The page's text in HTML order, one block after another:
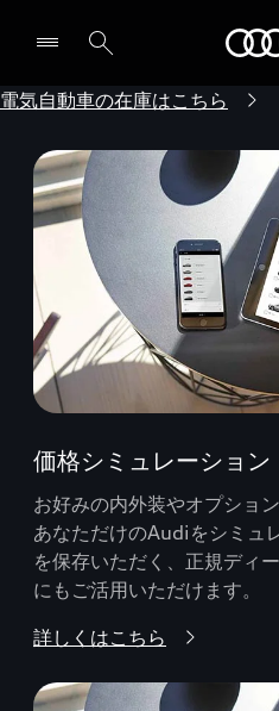
電気自動車の在庫はこちら
価格シミュレーション
お好みの内外装やオプショ
あなただけのAudiをシミュ
を保存いただく、正規ディ
にもご活用いただけます。
詳しくはこちら